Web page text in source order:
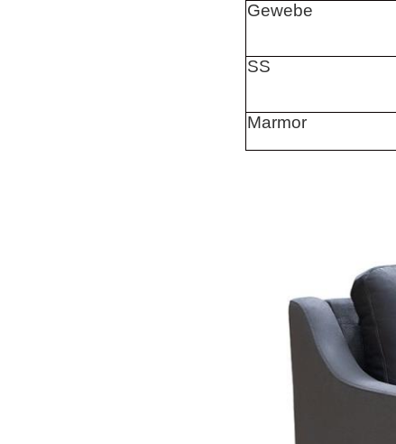
Gewebe
SS
Marmor